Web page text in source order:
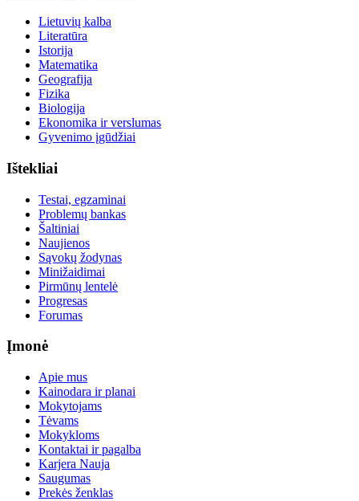
Lietuvių kalba
Literatūra
Istorija
Matematika
Geografija
Fizika
Biologija
Ekonomika ir verslumas
Gyvenimo įgūdžiai
Ištekliai
Testai, egzaminai
Problemų bankas
Šaltiniai
Naujienos
Sąvokų žodynas
Minižaidimai
Pirmūnų lentelė
Progresas
Forumas
Įmonė
Apie mus
Kainodara ir planai
Mokytojams
Tėvams
Mokykloms
Kontaktai ir pagalba
Karjera Nauja
Saugumas
Prekės ženklas